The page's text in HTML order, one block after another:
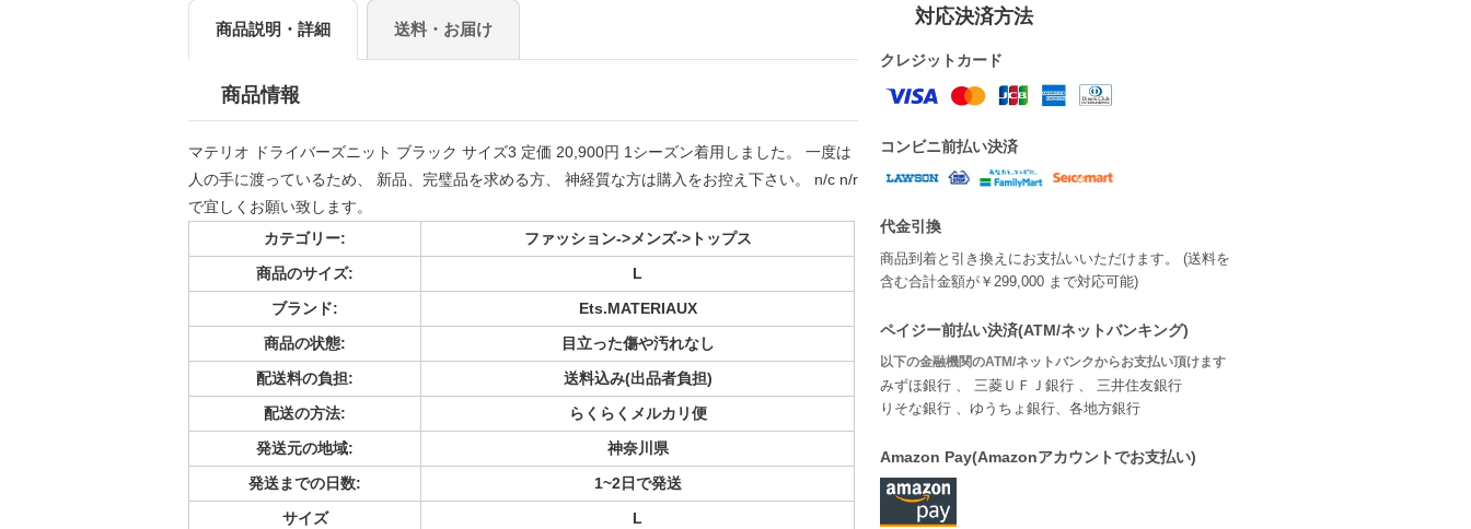
商品説明・詳細 送料・お届け
商品情報
マテリオ ドライバーズニット ブラック サイズ3 定価 20,900円 1シーズン着用しました。 一度は
人の手に渡っているため、 新品、完璧品を求める方、 神経質な方は購入をお控え下さい。 n/c n/r
で宜しくお願い致します。
カテゴリー:
ファッション->メンズ->トップス
商品のサイズ:
L
ブランド:
Ets.MATERIAUX
商品の状態:
目立った傷や汚れなし
配送料の負担:
送料込み(出品者負担)
配送の方法:
らくらくメルカリ便
発送元の地域:
神奈川県
発送までの日数:
1~2日で発送
サイズ
L
対応決済方法
クレジットカード
コンビニ前払い決済
代金引換
商品到着と引き換えにお支払いいただけます。 (送料を
含む合計金額が￥299,000 まで対応可能)
ペイジー前払い決済(ATM/ネットバンキング)
以下の金融機関のATM/ネットバンクからお支払い頂けます
みずほ銀行 、 三菱ＵＦＪ銀行 、 三井住友銀行
りそな銀行 、ゆうちょ銀行、各地方銀行
Amazon Pay(Amazonアカウントでお支払い)